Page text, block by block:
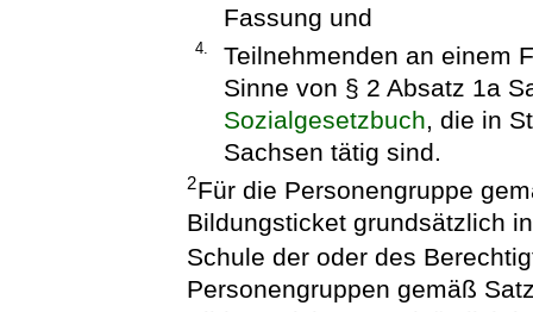
Fassung und
4.
Teilnehmenden an einem
Sinne von § 2 Absatz 1a
Sozialgesetzbuch, die in
Sachsen tätig sind.
2Für die Personengruppe
Bildungsticket grundsätzlich
Schule der oder des
Personengruppen gemäß